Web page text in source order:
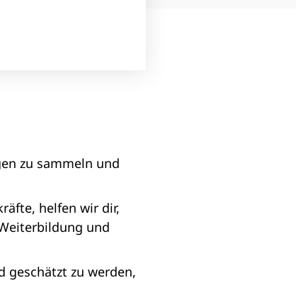
zu sammeln und
helfen wir dir,
und
geschätzt zu werden,